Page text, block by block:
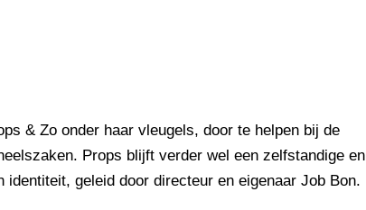
& Zo onder haar vleugels, door te helpen bij de
Props blijft verder wel een zelfstandige en
identiteit, geleid door directeur en eigenaar Job Bon.